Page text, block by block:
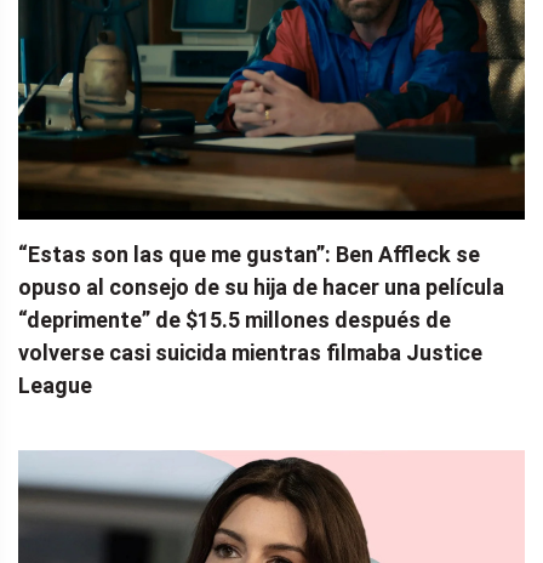
“Estas son las que me gustan”: Ben Affleck se
opuso al consejo de su hija de hacer una película
“deprimente” de $15.5 millones después de
volverse casi suicida mientras filmaba Justice
League